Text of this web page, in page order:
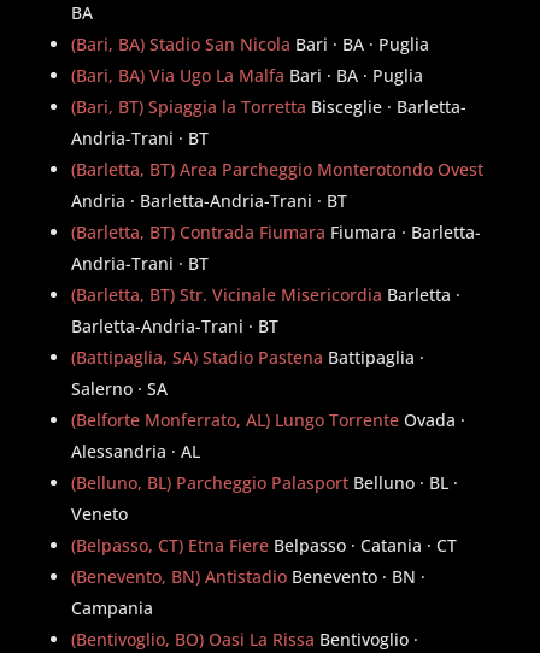
BA
(Bari, BA) Stadio San Nicola Bari · BA · Puglia
(Bari, BA) Via Ugo La Malfa Bari · BA · Puglia
(Bari, BT) Spiaggia la Torretta Bisceglie · Barletta-
Andria-Trani · BT
(Barletta, BT) Area Parcheggio Monterotondo Ovest
Andria · Barletta-Andria-Trani · BT
(Barletta, BT) Contrada Fiumara Fiumara · Barletta-
Andria-Trani · BT
(Barletta, BT) Str. Vicinale Misericordia Barletta ·
Barletta-Andria-Trani · BT
(Battipaglia, SA) Stadio Pastena Battipaglia ·
Salerno · SA
(Belforte Monferrato, AL) Lungo Torrente Ovada ·
Alessandria · AL
(Belluno, BL) Parcheggio Palasport Belluno · BL ·
Veneto
(Belpasso, CT) Etna Fiere Belpasso · Catania · CT
(Benevento, BN) Antistadio Benevento · BN ·
Campania
(Bentivoglio, BO) Oasi La Rissa Bentivoglio ·